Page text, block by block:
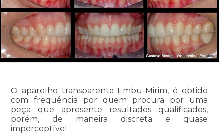
O aparelho transparente Embu-Mirim, é obtido
com frequência por quem procura por uma
peça que apresente resultados qualificados,
porém, de maneira discreta e quase
imperceptível.